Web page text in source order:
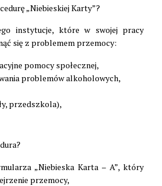
„Niebieskiej Karty”?
instytucje, które w swojej pracy
się z problemem przemocy:
pomocy społecznej,
problemów alkoholowych,
przedszkola),
„Niebieska Karta – A”, który
przemocy,